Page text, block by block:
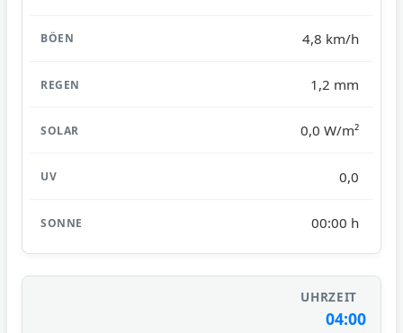
4,8 km/h
1,2 mm
0,0 W/m²
0,0
00:00 h
04:00